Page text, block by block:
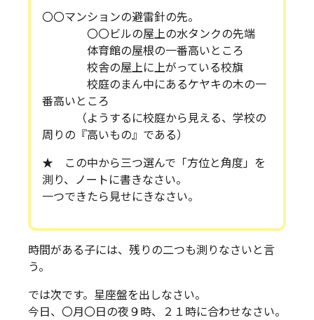
〇〇マンションの避雷針の先。
〇〇ビルの屋上の水タンクの先端
体育館の屋根の一番高いところ
校舎の屋上に上がっている校旗
校庭のまん中にあるケヤキの木の一
番高いところ
（ようするに校庭から見える、学校の
周りの『高いもの』である）
★ この中から三つ選んで「方位と角度」を
測り、ノートに書きなさい。
一つできたら見せにきなさい。
時間がある子には、残りの二つも測りなさいと言
う。
では次です。星座盤を出しなさい。
今日、〇月〇日の夜９時、２１時に合わせなさい。